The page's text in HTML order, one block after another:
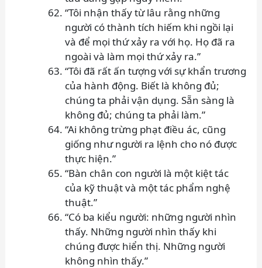
“Tôi nhận thấy từ lâu rằng những
người có thành tích hiếm khi ngồi lại
và để mọi thứ xảy ra với họ. Họ đã ra
ngoài và làm mọi thứ xảy ra.”
“Tôi đã rất ấn tượng với sự khẩn trương
của hành động. Biết là không đủ;
chúng ta phải vận dụng. Sẵn sàng là
không đủ; chúng ta phải làm.”
“Ai không trừng phạt điều ác, cũng
giống như người ra lệnh cho nó được
thực hiện.”
“Bàn chân con người là một kiệt tác
của kỹ thuật và một tác phẩm nghệ
thuật.”
“Có ba kiểu người: những người nhìn
thấy. Những người nhìn thấy khi
chúng được hiển thị. Những người
không nhìn thấy.”